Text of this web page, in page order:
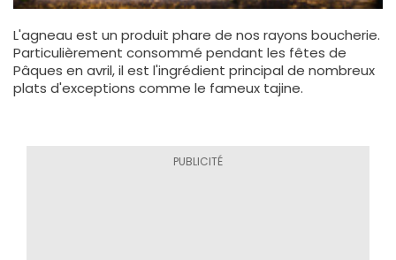
L'agneau est un produit phare de nos rayons boucherie.
Particulièrement consommé pendant les fêtes de
Pâques en avril, il est l'ingrédient principal de nombreux
plats d'exceptions comme le fameux tajine.